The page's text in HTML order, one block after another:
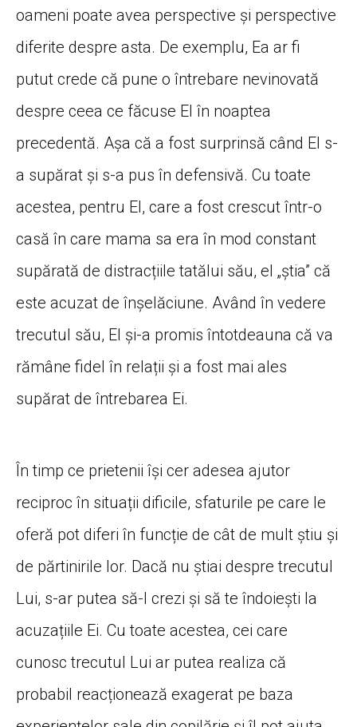
oameni poate avea perspective și perspective
diferite despre asta. De exemplu, Ea ar fi
putut crede că pune o întrebare nevinovată
despre ceea ce făcuse El în noaptea
precedentă. Așa că a fost surprinsă când El s-
a supărat și s-a pus în defensivă. Cu toate
acestea, pentru El, care a fost crescut într-o
casă în care mama sa era în mod constant
supărată de distracțiile tatălui său, el „știa” că
este acuzat de înșelăciune. Având în vedere
trecutul său, El și-a promis întotdeauna că va
rămâne fidel în relații și a fost mai ales
supărat de întrebarea Ei.
În timp ce prietenii își cer adesea ajutor
reciproc în situații dificile, sfaturile pe care le
oferă pot diferi în funcție de cât de mult știu și
de părtinirile lor. Dacă nu știai despre trecutul
Lui, s-ar putea să-l crezi și să te îndoiești la
acuzațiile Ei. Cu toate acestea, cei care
cunosc trecutul Lui ar putea realiza că
probabil reacționează exagerat pe baza